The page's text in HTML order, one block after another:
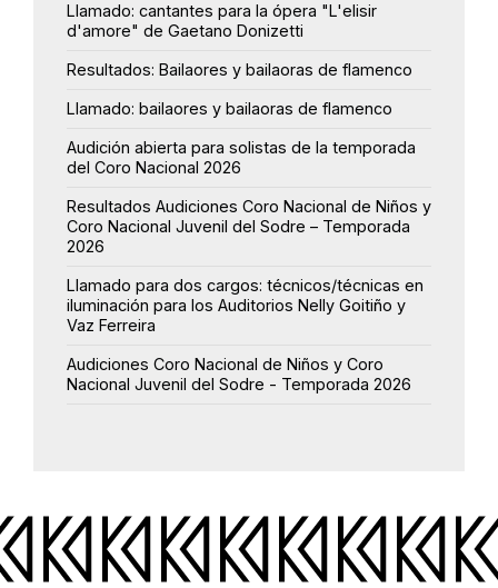
Llamado: cantantes para la ópera "L'elisir
d'amore" de Gaetano Donizetti
Resultados: Bailaores y bailaoras de flamenco
Llamado: bailaores y bailaoras de flamenco
Audición abierta para solistas de la temporada
del Coro Nacional 2026
Resultados Audiciones Coro Nacional de Niños y
Coro Nacional Juvenil del Sodre – Temporada
2026
Llamado para dos cargos: técnicos/técnicas en
iluminación para los Auditorios Nelly Goitiño y
Vaz Ferreira
Audiciones Coro Nacional de Niños y Coro
Nacional Juvenil del Sodre - Temporada 2026